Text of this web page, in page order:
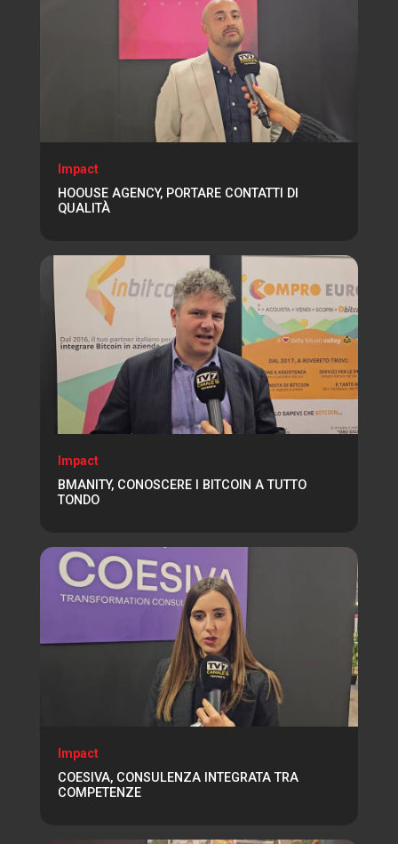
Impact
HOOUSE AGENCY, PORTARE CONTATTI DI
QUALITÀ
Impact
BMANITY, CONOSCERE I BITCOIN A TUTTO
TONDO
Impact
COESIVA, CONSULENZA INTEGRATA TRA
COMPETENZE